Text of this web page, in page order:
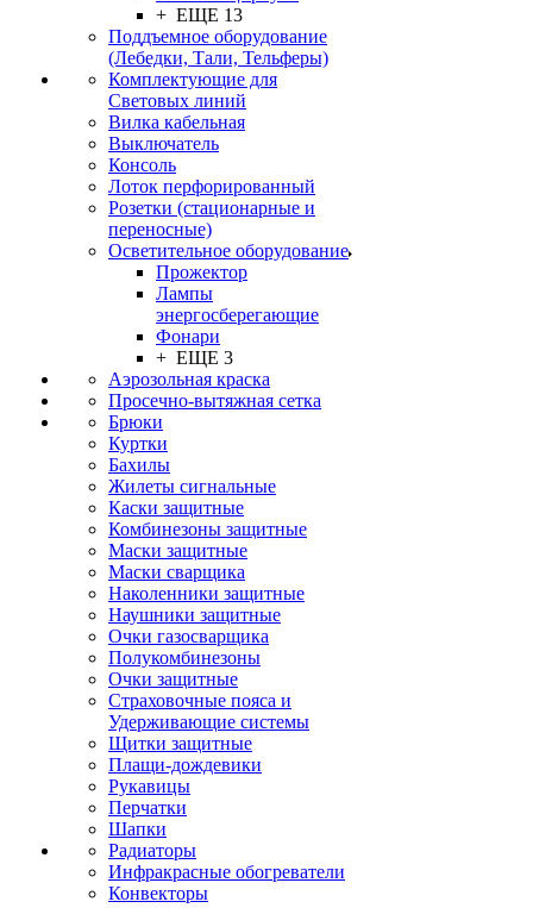
+ ЕЩЕ 13
Поддъемное оборудование
(Лебедки, Тали, Тельферы)
Комплектующие для
Световых линий
Вилка кабельная
Выключатель
Консоль
Лоток перфорированный
Розетки (стационарные и
переносные)
Осветительное оборудование
Прожектор
Лампы
энергосберегающие
Фонари
+ ЕЩЕ 3
Аэрозольная краска
Просечно-вытяжная сетка
Брюки
Куртки
Бахилы
Жилеты сигнальные
Каски защитные
Комбинезоны защитные
Маски защитные
Маски сварщика
Наколенники защитные
Наушники защитные
Очки газосварщика
Полукомбинезоны
Очки защитные
Страховочные пояса и
Удерживающие системы
Щитки защитные
Плащи-дождевики
Рукавицы
Перчатки
Шапки
Радиаторы
Инфракрасные обогреватели
Конвекторы